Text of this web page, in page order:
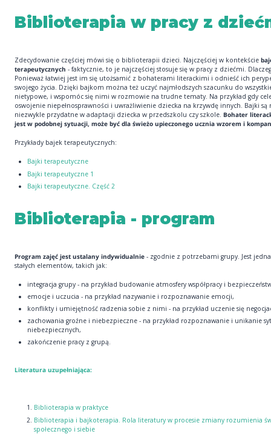
Biblioterapia w pracy z
Zdecydowanie częściej mówi się o biblioterapii dzieci. Najczęściej w kontekście
terapeutycznych - faktycznie, to je najczęściej stosuje się w pracy z dziećmi.
Ponieważ łatwiej jest im się utożsamić z bohaterami literackimi i odnieść ich
swojego życia. Dzięki bajkom można też uczyć najmłodszych szacunku do
nietypowe, i wspomóc się nimi w rozmowie na trudne tematy. Na przykład gdy
oswojenie niepełnosprawności i uwrażliwienie dziecka na krzywdę innych. Bajki są
niezwykle przydatne w adaptacji dziecka w przedszkolu czy szkole. Bohater
jest w podobnej sytuacji, może być dla świeżo upieczonego ucznia wzorem i
Przykłady bajek terapeutycznych:
Bajki terapeutyczne
Bajki terapeutyczne 1
Bajki terapeutyczne. Część 2
Biblioterapia - program
Program zajęć jest ustalany indywidualnie - zgodnie z potrzebami grupy. Jest
stałych elementów, takich jak:
integracja grupy - na przykład budowanie atmosfery współpracy i
emocje i uczucia - na przykład nazywanie i rozpoznawanie emocji,
konflikty i umiejętność radzenia sobie z nimi - na przykład uczenie się
zachowania groźne i niebezpieczne - na przykład rozpoznawanie i unikanie
niebezpiecznych,
zakończenie pracy z grupą.
Literatura uzupełniająca:
Biblioterapia w praktyce
Biblioterapia i bajkoterapia. Rola literatury w procesie zmiany rozumienia
społecznego i siebie